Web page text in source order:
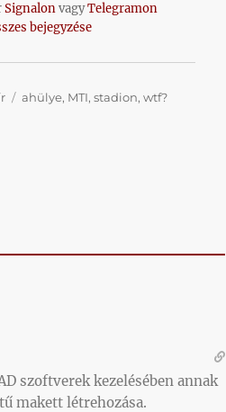
SignalonvagyTelegramon
bejegyzése
Címke
ahülye, MTI,stadion,wtf?
szoftverek kezelésében annak
makett létrehozása.